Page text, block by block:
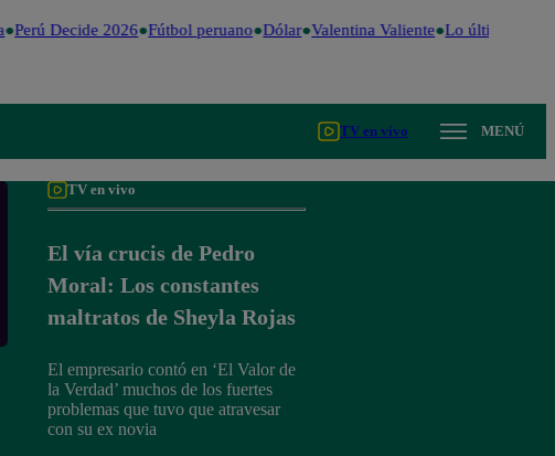
Perú Decide 2026 Fútbol peruano Dólar Valentina Valiente Lo último
TV en vivo MENÚ
TV en vivo
El vía crucis de Pedro
Moral: Los constantes
maltratos de Sheyla Rojas
El empresario contó en ‘El Valor de
la Verdad’ muchos de los fuertes
problemas que tuvo que atravesar
con su ex novia